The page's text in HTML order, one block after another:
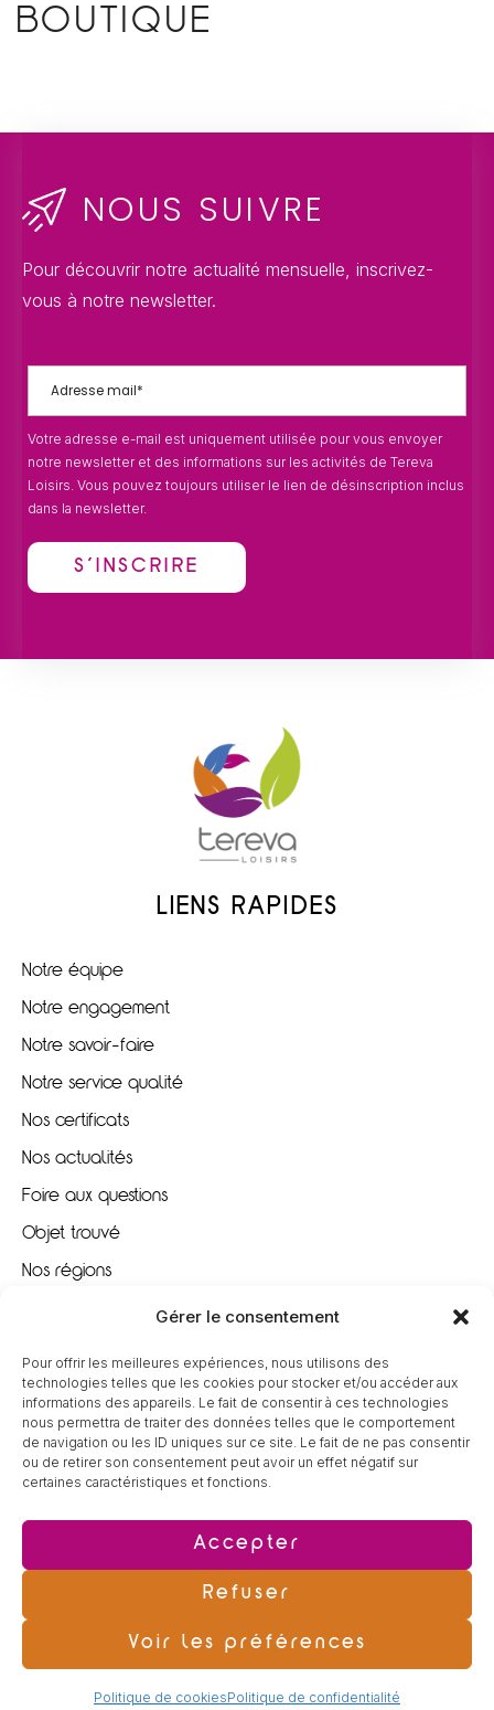
Gérer le consentement
Pour offrir les meilleures expériences, nous utilisons des
technologies telles que les cookies pour stocker et/ou accéder aux
informations des appareils. Le fait de consentir à ces technologies
nous permettra de traiter des données telles que le comportement
de navigation ou les ID uniques sur ce site. Le fait de ne pas consentir
ou de retirer son consentement peut avoir un effet négatif sur
certaines caractéristiques et fonctions.
Accepter
Refuser
Voir les préférences
Politique de cookiesPolitique de confidentialité
BOUTIQUE
NOUS SUIVRE
Pour découvrir notre actualité mensuelle, inscrivez-
vous à notre newsletter.
Votre adresse e-mail est uniquement utilisée pour vous envoyer
notre newsletter et des informations sur les activités de Tereva
Loisirs. Vous pouvez toujours utiliser le lien de désinscription inclus
dans la newsletter.
LIENS RAPIDES
Notre équipe
Notre engagement
Notre savoir-faire
Notre service qualité
Nos certificats
Nos actualités
Foire aux questions
Objet trouvé
Nos régions
À VOTRE ÉCOUTE
09 80 80 85 96
|Mentions légales|Politique de confidentialité|